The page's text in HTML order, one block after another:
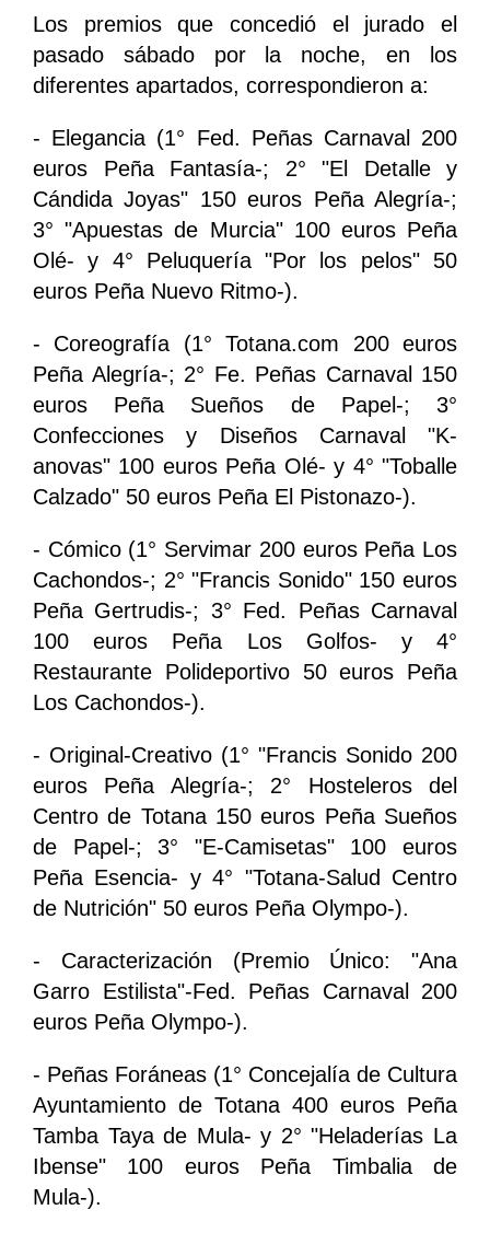
Los premios que concedió el jurado el
pasado sábado por la noche, en los
diferentes apartados, correspondieron a:
- Elegancia (1° Fed. Peñas Carnaval 200
euros Peña Fantasía-; 2° "El Detalle y
Cándida Joyas" 150 euros Peña Alegría-;
3° "Apuestas de Murcia" 100 euros Peña
Olé- y 4° Peluquería "Por los pelos" 50
euros Peña Nuevo Ritmo-).
- Coreografía (1° Totana.com 200 euros
Peña Alegría-; 2° Fe. Peñas Carnaval 150
euros Peña Sueños de Papel-; 3°
Confecciones y Diseños Carnaval "K-
anovas" 100 euros Peña Olé- y 4° "Toballe
Calzado" 50 euros Peña El Pistonazo-).
- Cómico (1° Servimar 200 euros Peña Los
Cachondos-; 2° "Francis Sonido" 150 euros
Peña Gertrudis-; 3° Fed. Peñas Carnaval
100 euros Peña Los Golfos- y 4°
Restaurante Polideportivo 50 euros Peña
Los Cachondos-).
- Original-Creativo (1° "Francis Sonido 200
euros Peña Alegría-; 2° Hosteleros del
Centro de Totana 150 euros Peña Sueños
de Papel-; 3° "E-Camisetas" 100 euros
Peña Esencia- y 4° "Totana-Salud Centro
de Nutrición" 50 euros Peña Olympo-).
- Caracterización (Premio Único: "Ana
Garro Estilista"-Fed. Peñas Carnaval 200
euros Peña Olympo-).
- Peñas Foráneas (1° Concejalía de Cultura
Ayuntamiento de Totana 400 euros Peña
Tamba Taya de Mula- y 2° "Heladerías La
Ibense" 100 euros Peña Timbalia de
Mula-).